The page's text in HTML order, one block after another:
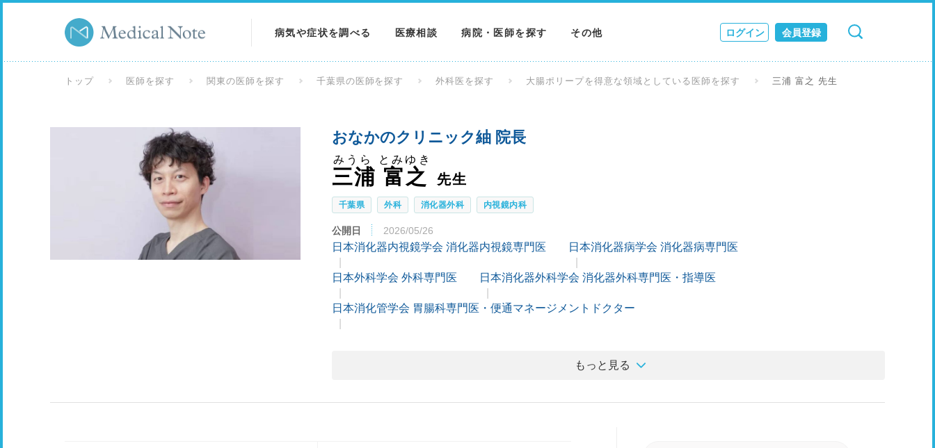
病気や症状を調べる
検査を調べる
医療相談 病院・医師を探す その他 ログイン 会員登録
検索 キャンセル
トップ 医師を探す 関東の医師を探す 千葉県の医師を探す 外科医を探す 大腸ポリープを得意な領域としている医師を探す 三浦 富之 先生
おなかのクリニック紬 院長
三浦 富之
みうら とみゆき
先生
千葉県 外科 消化器外科 内視鏡内科
公開日 2026/05/26
日本消化器内視鏡学会 消化器内視鏡専門医 日本消化器病学会 消化器病専門医
日本外科学会 外科専門医 日本消化器外科学会 消化器外科専門医・指導医
日本消化管学会 胃腸科専門医・便通マネージメントドクター
もっと見る